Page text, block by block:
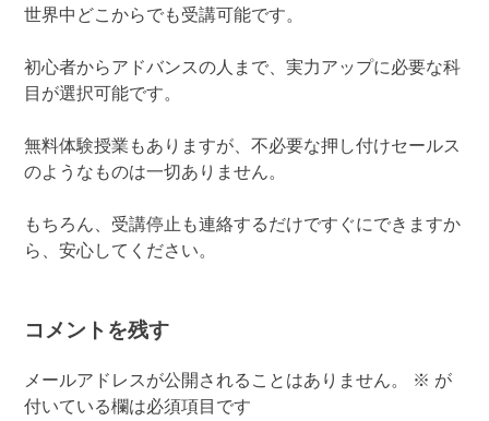
世界中どこからでも受講可能です。
初心者からアドバンスの人まで、実力アップに必要な科
目が選択可能です。
無料体験授業もありますが、不必要な押し付けセールス
のようなものは一切ありません。
もちろん、受講停止も連絡するだけですぐにできますか
ら、安心してください。
コメントを残す
メールアドレスが公開されることはありません。 ※ が
付いている欄は必須項目です